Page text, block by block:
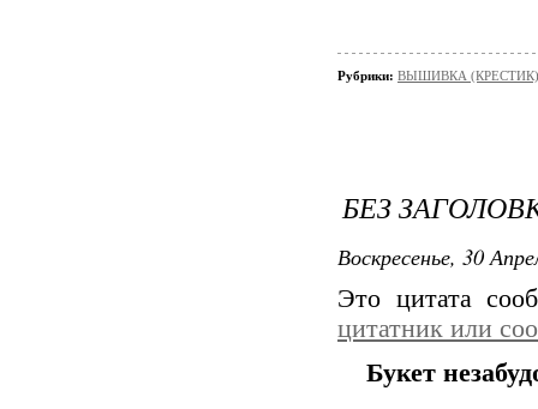
Рубрики: ВЫШИВКА
БЕЗ
Воскресенье, 30
Это цитата
цитатник или
Букет